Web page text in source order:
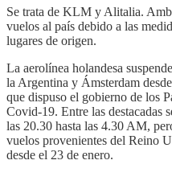
Se trata de KLM y Alitalia.
vuelos al país debido a las
lugares de origen.
La aerolínea holandesa
la Argentina y Ámsterdam
que dispuso el gobierno de los
Covid-19. Entre las destacadas
las 20.30 hasta las 4.30 AM,
vuelos provenientes del Reino
desde el 23 de enero.